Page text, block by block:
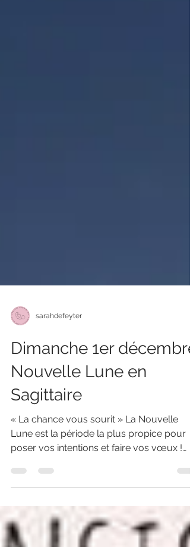
Dimanche 1er
Nouvelle Lune en
Sagittaire
Lune est la période la plus propice pour
poser vos intentions et faire vos vœux !
Cette...